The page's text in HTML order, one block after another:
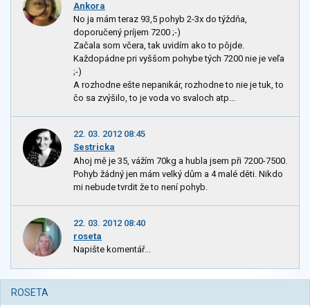
Ankora
No ja mám teraz 93,5 pohyb 2-3x do týždňa,
doporučený príjem 7200 ;-)
Začala som včera, tak uvidím ako to pôjde.
Každopádne pri vyššom pohybe tých 7200 nie je veľa
;-)
A rozhodne ešte nepanikár, rozhodne to nie je tuk, to
čo sa zvýšilo, to je voda vo svaloch atp...
22. 03. 2012 08:45
Sestricka
Ahoj mě je 35, vážím 70kg a hubla jsem při 7200-7500.
Pohyb žádný jen mám velký dům a 4 malé děti. Nikdo
mi nebude tvrdit že to není pohyb.
22. 03. 2012 08:40
roseta
Napište komentář...
ROSETA